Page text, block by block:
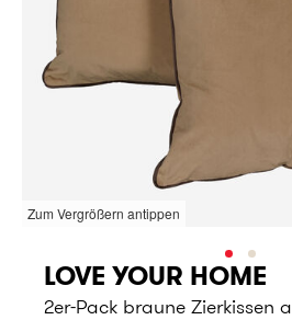
Zum Vergrößern antippen
LOVE YOUR HOME
2er-Pack braune Zierkissen